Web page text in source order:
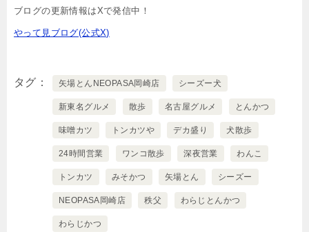
ブログの更新情報はXで発信中！
やって見ブログ(公式X)
タグ 矢場とんNEOPASA岡崎店 シーズー犬
新東名グルメ 散歩 名古屋グルメ とんかつ
味噌カツ トンカツや デカ盛り 犬散歩
24時間営業 ワンコ散歩 深夜営業 わんこ
トンカツ みそかつ 矢場とん シーズー
NEOPASA岡崎店 秩父 わらじとんかつ
わらじかつ